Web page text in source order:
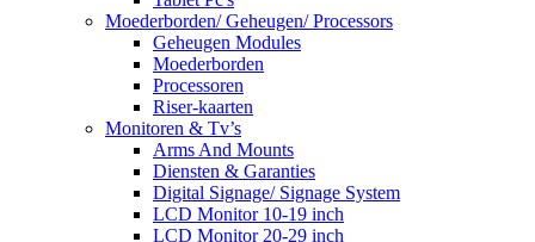
Moederborden/ Geheugen/ Processors
Geheugen Modules
Moederborden
Processoren
Riser-kaarten
Monitoren & Tv’s
Arms And Mounts
Diensten & Garanties
Digital Signage/ Signage System
LCD Monitor 10-19 inch
LCD Monitor 20-29 inch